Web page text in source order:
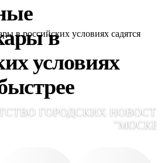
в
условиях
ГОРОДСКИХ